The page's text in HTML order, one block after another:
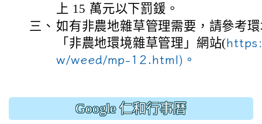
上 15 萬元以下罰鍰。
三、 如有非農地雜草管理需要，請參考
「非農地環境雜草管理」網站(
w/weed/mp-12.html)。
Google 仁和行事曆